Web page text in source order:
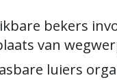
bekers
van
luiers